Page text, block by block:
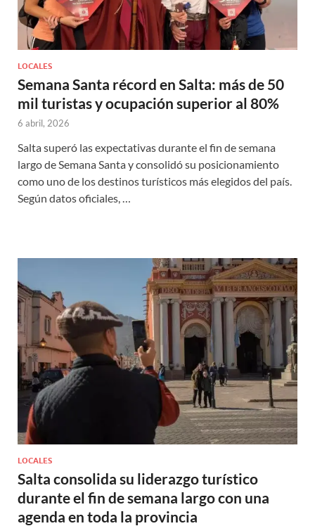
LOCALES
Semana Santa récord en Salta: más de 50
mil turistas y ocupación superior al 80%
6 abril, 2026
Salta superó las expectativas durante el fin de semana
largo de Semana Santa y consolidó su posicionamiento
como uno de los destinos turísticos más elegidos del país.
Según datos oficiales, …
LOCALES
Salta consolida su liderazgo turístico
durante el fin de semana largo con una
agenda en toda la provincia